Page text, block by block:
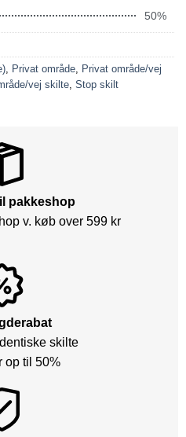
50%
, Privat område, Privat område/vej
vej skilte, Stop skilt
pakkeshop
v. køb over 599 kr
skilte
op til 50%